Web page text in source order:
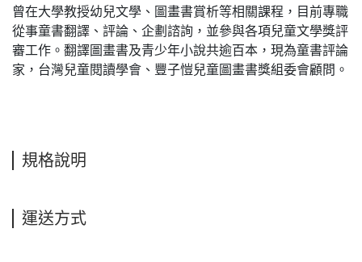
曾在大學教授幼兒文學、圖畫書賞析等相關課程，目前專職
從事童書翻譯、評論、企劃諮詢，並參與各項兒童文學獎評
審工作。翻譯圖畫書及青少年小說共逾百本，現為童書評論
家，台灣兒童閱讀學會、豐子愷兒童圖畫書獎組委會顧問。
規格說明
運送方式